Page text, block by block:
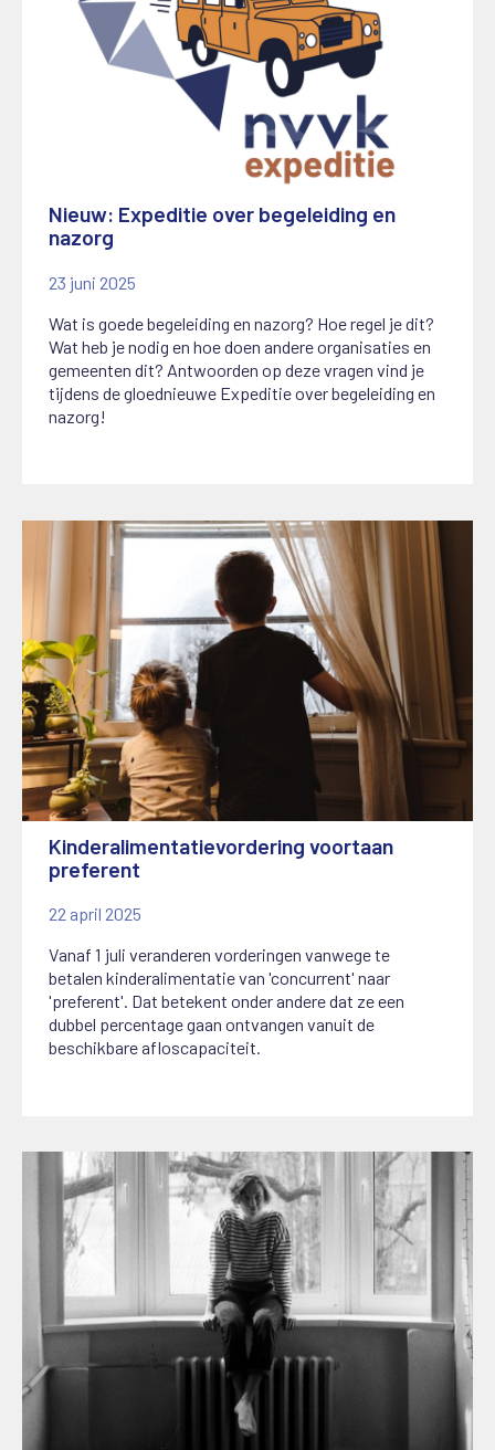
Nieuw: Expeditie over begeleiding en
nazorg
23 juni 2025
Wat is goede begeleiding en nazorg? Hoe regel je dit?
Wat heb je nodig en hoe doen andere organisaties en
gemeenten dit? Antwoorden op deze vragen vind je
tijdens de gloednieuwe Expeditie over begeleiding en
nazorg!
Kinderalimentatievordering voortaan
preferent
22 april 2025
Vanaf 1 juli veranderen vorderingen vanwege te
betalen kinderalimentatie van 'concurrent' naar
'preferent'. Dat betekent onder andere dat ze een
dubbel percentage gaan ontvangen vanuit de
beschikbare afloscapaciteit.